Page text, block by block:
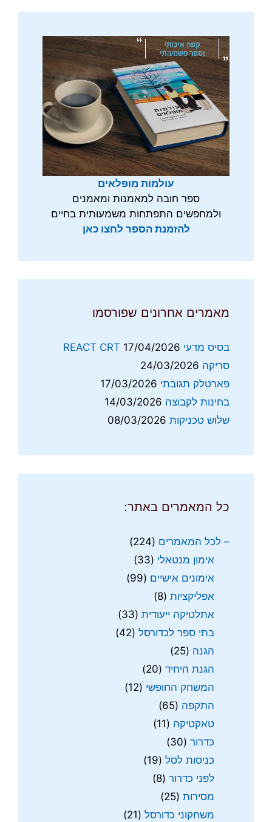
עולמות מופלאים
ספר חובה למאמנות ומאמנים
ולמחפשים התפתחות משמעותית בחיים
להזמנת הספר לחצו כאן
מאמרים אחרונים שפורסמו
בסיס מדעי REACT CRT 17/04/2026
סריקה 24/03/2026
פארטלק תגובתי 17/03/2026
בחינות לקבוצה 14/03/2026
שלוש טכניקות 08/03/2026
כל המאמרים באתר:
– לכל המאמרים (224)
אימון מנטאלי (33)
אימונים אישיים (99)
אפליקציות (8)
אתלטיקה ייעודית (33)
בתי ספר לכדורסל (42)
הגנה (25)
הגנת היחיד (20)
המשחק החופשי (12)
התקפה (65)
טאקטיקה (11)
כדרור (30)
כניסות לסל (19)
לפני כדרור (8)
מסירות (25)
משחקוני כדורסל (21)